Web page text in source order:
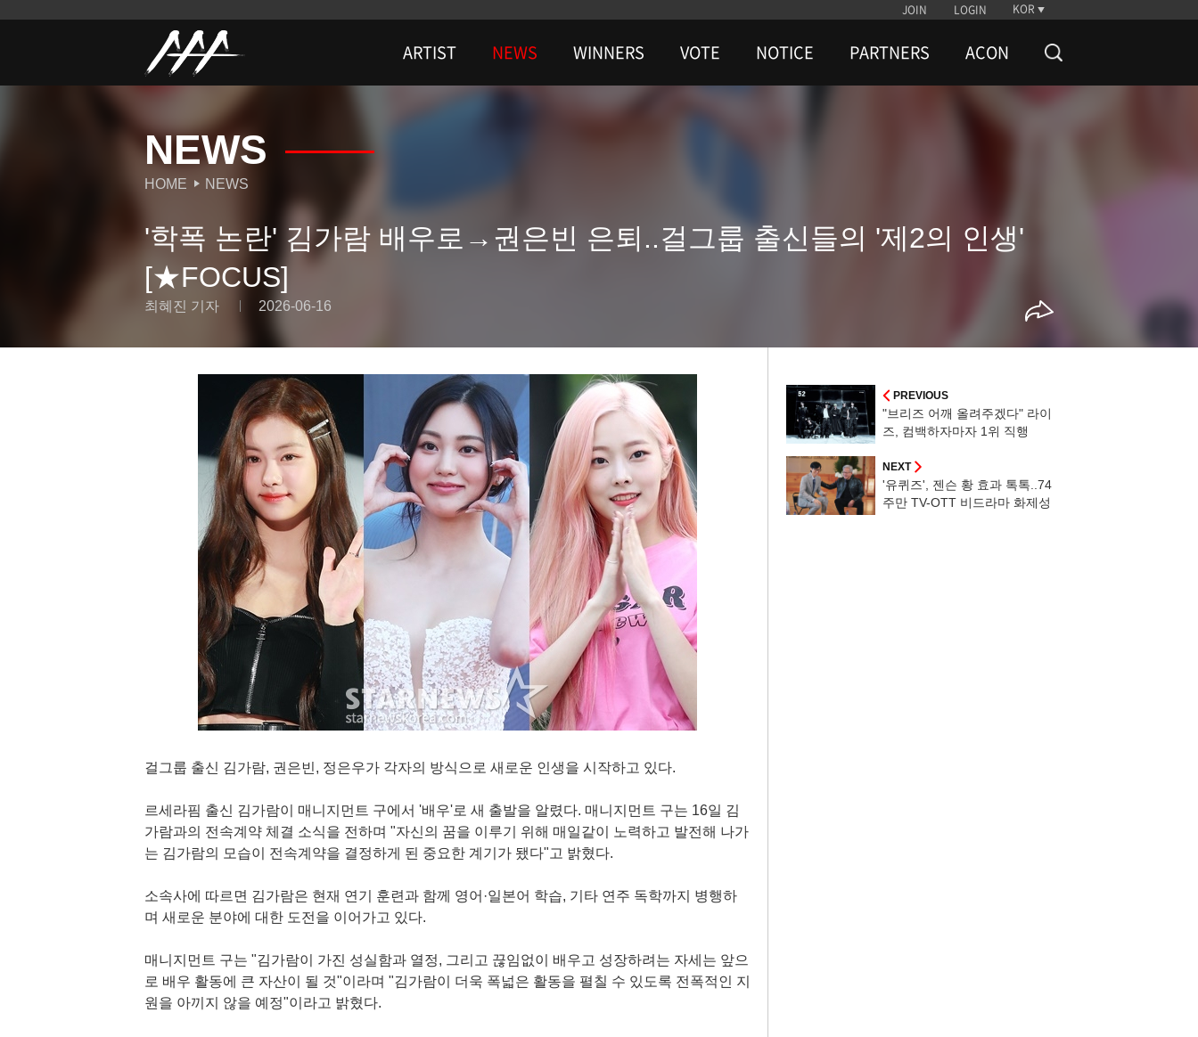
JOIN LOGIN KOR
ARTIST NEWS WINNERS VOTE NOTICE PARTNERS ACON
NEWS
HOME NEWS
'학폭 논란' 김가람 배우로→권은빈 은퇴..걸그룹 출신들의 '제2의 인생'
[★FOCUS]
최혜진 기자 2026-06-16
걸그룹 출신 김가람, 권은빈, 정은우가 각자의 방식으로 새로운 인생을 시작하고 있다.
르세라핌 출신 김가람이 매니지먼트 구에서 '배우'로 새 출발을 알렸다. 매니지먼트 구는 16일 김
가람과의 전속계약 체결 소식을 전하며 "자신의 꿈을 이루기 위해 매일같이 노력하고 발전해 나가
는 김가람의 모습이 전속계약을 결정하게 된 중요한 계기가 됐다"고 밝혔다.
소속사에 따르면 김가람은 현재 연기 훈련과 함께 영어·일본어 학습, 기타 연주 독학까지 병행하
며 새로운 분야에 대한 도전을 이어가고 있다.
매니지먼트 구는 "김가람이 가진 성실함과 열정, 그리고 끊임없이 배우고 성장하려는 자세는 앞으
로 배우 활동에 큰 자산이 될 것"이라며 "김가람이 더욱 폭넓은 활동을 펼칠 수 있도록 전폭적인 지
원을 아끼지 않을 예정"이라고 밝혔다.
PREVIOUS
"브리즈 어깨 올려주겠다" 라이
즈, 컴백하자마자 1위 직행
NEXT
'유퀴즈', 젠슨 황 효과 톡톡..74
주만 TV-OTT 비드라마 화제성